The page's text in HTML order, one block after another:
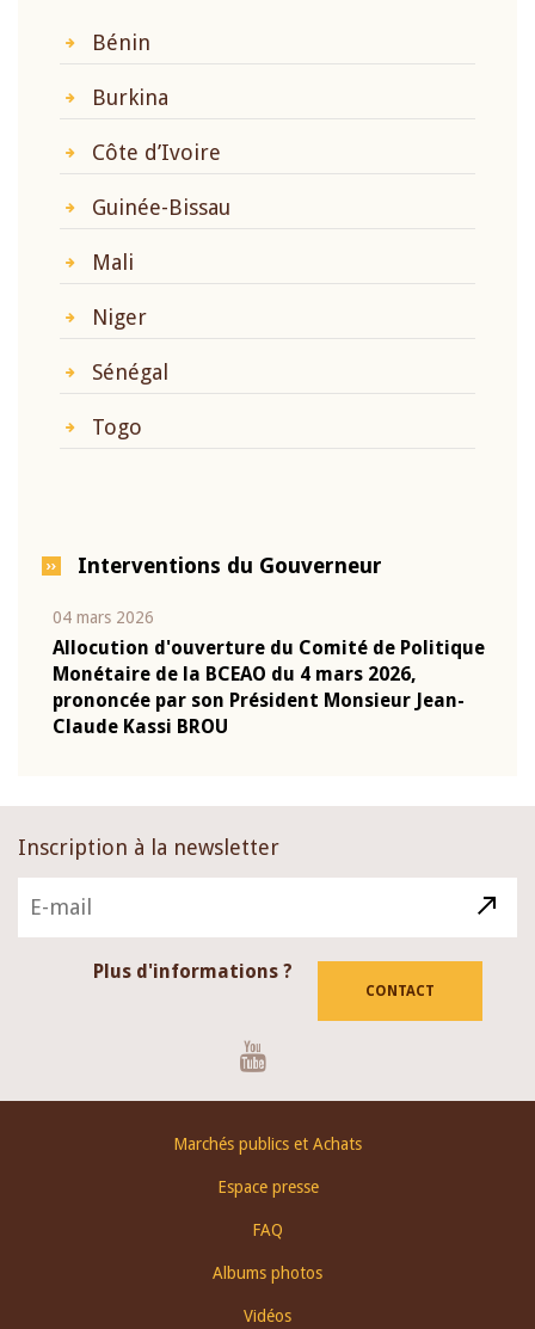
Bénin
Burkina
Côte d’Ivoire
Guinée-Bissau
Mali
Niger
Sénégal
Togo
Interventions du Gouverneur
04 mars 2026
Allocution d'ouverture du Comité de Politique
Monétaire de la BCEAO du 4 mars 2026,
prononcée par son Président Monsieur Jean-
Claude Kassi BROU
Inscription à la newsletter
Plus d'informations ?
CONTACT
Marchés publics et Achats
Espace presse
FAQ
Albums photos
Vidéos